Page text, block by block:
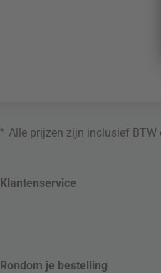
* Alle prijzen zijn inclusief
Klantenservice
Rondom je bestelling